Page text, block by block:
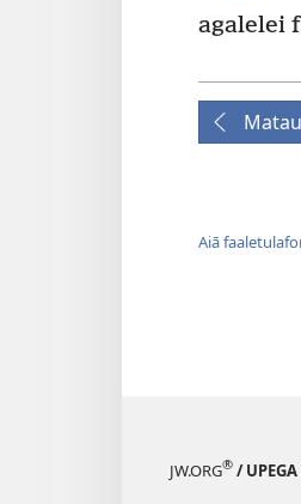
agalelei
Aiā
JW.ORG® /